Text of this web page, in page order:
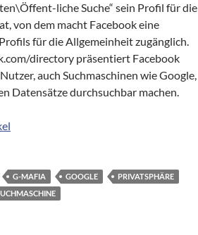
liche Suche“ sein Profil für die
von dem macht Facebook eine
für die Allgemeinheit zugänglich.
directory präsentiert Facebook
auch Suchmaschinen wie Google,
Datensätze durchsuchbar machen.
G-MAFIA GOOGLE
PRIVATSPHÄRE